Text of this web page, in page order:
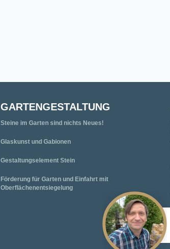
GARTENGESTALTUNG
Steine im Garten sind nichts Neues!
Glaskunst und Gabionen
Gestaltungselement Stein
Förderung für Garten und Einfahrt mit
Oberflächenentsiegelung